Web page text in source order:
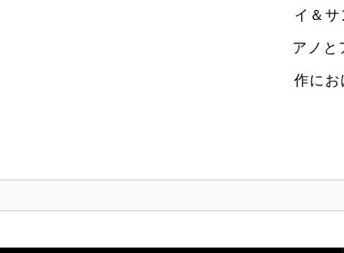
イ＆
アノと
作に